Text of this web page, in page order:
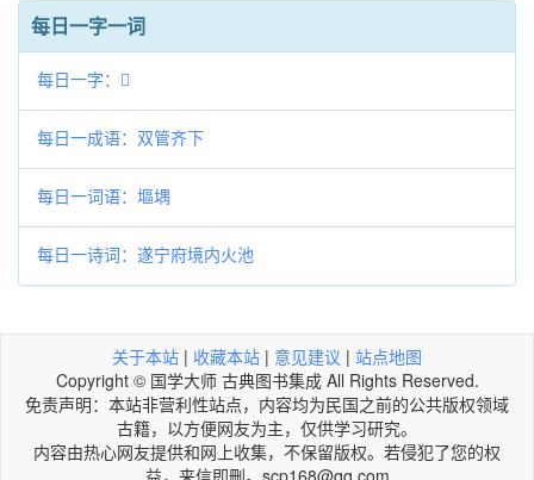
每日一字一词
每日一字：𢋆
每日一成语：双管齐下
每日一词语：塸堣
每日一诗词：遂宁府境内火池
关于本站 | 收藏本站 | 意见建议 | 站点地图
Copyright © 国学大师 古典图书集成 All Rights Reserved.
免责声明：本站非营利性站点，内容均为民国之前的公共版权领域
古籍，以方便网友为主，仅供学习研究。
内容由热心网友提供和网上收集，不保留版权。若侵犯了您的权